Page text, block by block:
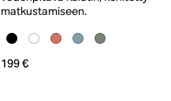
matkustamiseen.
199 €